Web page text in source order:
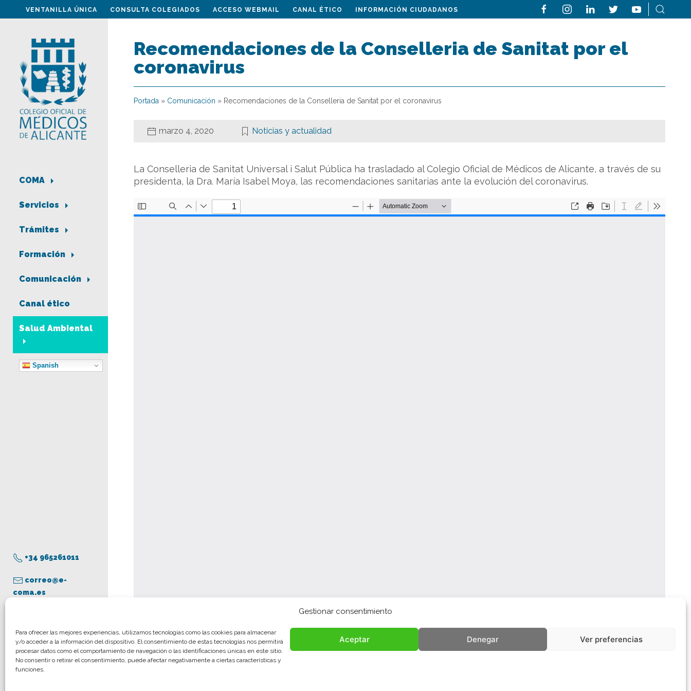
Gestionar consentimiento
Para ofrecer las mejores experiencias, utilizamos tecnologías como las cookies para almacenar
y/o acceder a la información del dispositivo. El consentimiento de estas tecnologías nos permitirá
procesar datos como el comportamiento de navegación o las identificaciones únicas en este sitio.
No consentir o retirar el consentimiento, puede afectar negativamente a ciertas características y
funciones.
Aceptar Denegar Ver preferencias
VENTANILLA ÚNICA CONSULTA COLEGIADOS ACCESO WEBMAIL CANAL ÉTICO INFORMACIÓN CIUDADANOS
COMA
Servicios
Trámites
Formación
Comunicación
Canal ético
Salud Ambiental
Spanish
+34 965261011
correo@e-
coma.es
Aviso legal
Política de privacidad
Política de cookies
Recomendaciones de la Conselleria de Sanitat por el
coronavirus
Portada » Comunicación » Recomendaciones de la Conselleria de Sanitat por el coronavirus
marzo 4, 2020 Noticias y actualidad
La Conselleria de Sanitat Universal i Salut Pública ha trasladado al Colegio Oficial de Médicos de Alicante, a través de su
presidenta, la Dra. María Isabel Moya, las recomendaciones sanitarias ante la evolución del coronavirus.